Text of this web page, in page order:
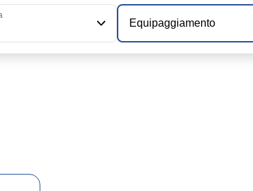
Equipaggiamento